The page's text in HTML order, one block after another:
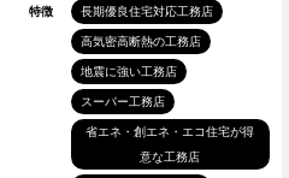
特徴 長期優良住宅対応工務店
高気密高断熱の工務店
地震に強い工務店
スーパー工務店
省エネ・創エネ・エコ住宅が得
意な工務店